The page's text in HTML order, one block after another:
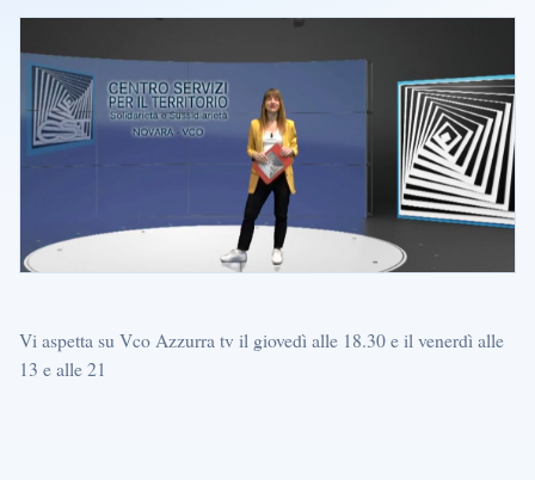
Vi aspetta su Vco Azzurra tv il giovedì alle 18.30 e il venerdì alle
13 e alle 21